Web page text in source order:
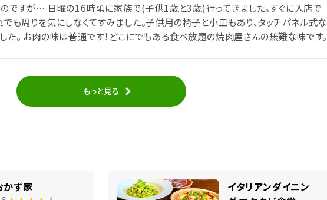
ですが… 日曜の16時頃に家族で(子供1歳と3歳)行ってきました。すぐに入店で
も周りを気にしなくてすみました。子供用の椅子と小皿もあり、タッチパネル式な
。 お肉の味は普通です！どこにでもある食べ放題の焼肉屋さんの無難な味です。
もっと見る
かず家
イタリアンダイニン